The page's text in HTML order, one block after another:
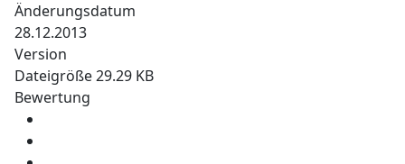
Änderungsdatum
28.12.2013
Version
Dateigröße29.29 KB
Bewertung